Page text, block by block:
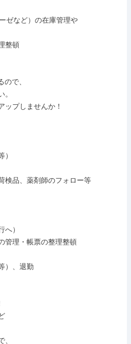
ゼなど）の在庫管理や
整頓
で、
。
ップしませんか！
）
検品、薬剤師のフォロー等
へ）
管理・帳票の整理整頓
）、退勤
、